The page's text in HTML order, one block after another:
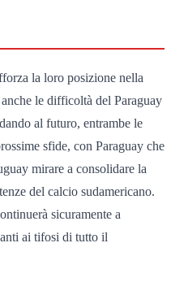
la loro posizione nella
le difficoltà del Paraguay
al futuro, entrambe le
sfide, con Paraguay che
mirare a consolidare la
del calcio sudamericano.
sicuramente a
ai tifosi di tutto il